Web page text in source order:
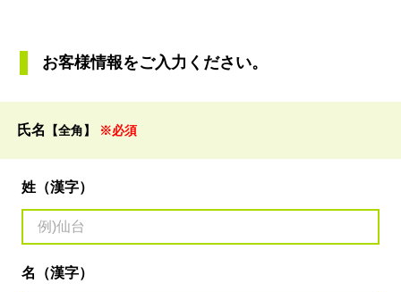
お客様情報をご入力ください。
氏名 【全角】 ※必須
姓（漢字）
名（漢字）